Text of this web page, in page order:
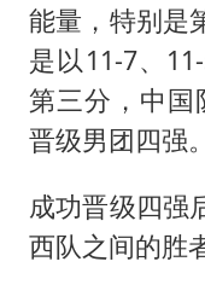
能量，特别是
是以11-7、
第三分，中国
晋级男团四强。
成功晋级四强
西队之间的胜